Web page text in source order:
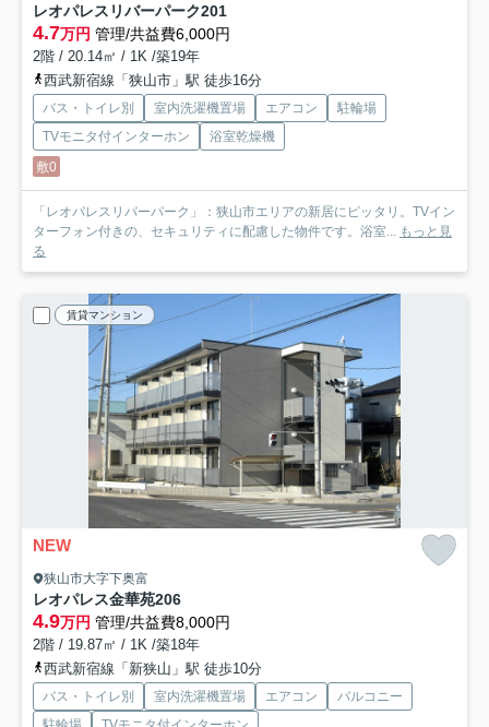
レオパレスリバーパーク201
4.7万円 管理/共益費6,000円
2階 / 20.14㎡ / 1K /築19年
西武新宿線「狭山市」駅 徒歩16分
バス・トイレ別 室内洗濯機置場 エアコン
駐輪場
TVモニタ付インターホン
浴室乾燥機
敷0
「レオパレスリバーパーク」：狭山市エリアの新居にピッタリ。TVイン
ターフォン付きの、セキュリティに配慮した物件です。浴室... もっと見
る
賃貸マンション
NEW
狭山市大字下奥富
レオパレス金華苑206
4.9万円 管理/共益費8,000円
2階 / 19.87㎡ / 1K /築18年
西武新宿線「新狭山」駅 徒歩10分
バス・トイレ別 室内洗濯機置場 エアコン
バルコニー